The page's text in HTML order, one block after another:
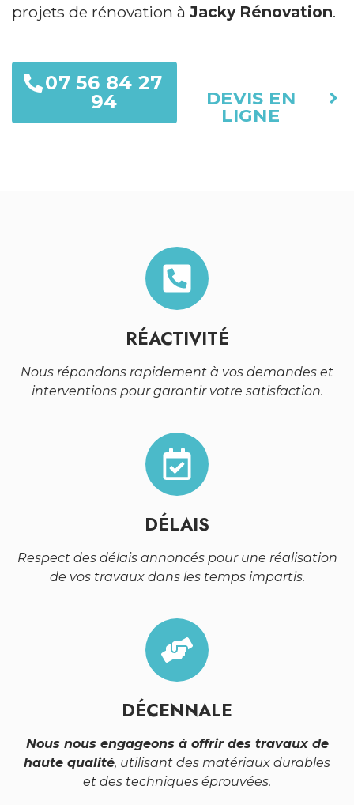
projets de rénovation à Jacky Rénovation.
07 56 84 27
94
DEVIS EN
LIGNE
RÉACTIVITÉ
Nous répondons rapidement à vos demandes et
interventions pour garantir votre satisfaction.
DÉLAIS
Respect des délais annoncés pour une réalisation
de vos travaux dans les temps impartis.
DÉCENNALE
Nous nous engageons à offrir des travaux de
haute qualité, utilisant des matériaux durables
et des techniques éprouvées.